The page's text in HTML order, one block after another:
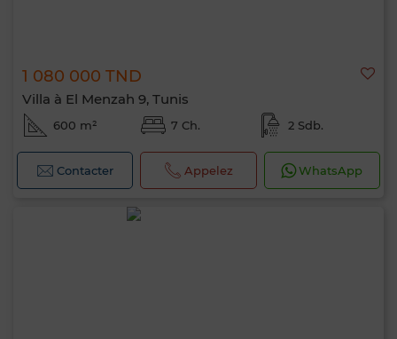
1 080 000 TND
Villa à El Menzah 9, Tunis
600 m² 7 Ch. 2 Sdb.
Contacter Appelez WhatsApp